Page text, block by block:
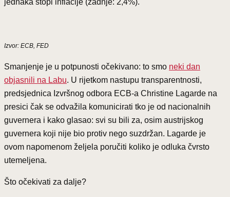
jednaka stopi inflacije (zadnje: 2,4%).
Izvor: ECB, FED
Smanjenje je u potpunosti očekivano: to smo neki dan
objasnili na Labu. U rijetkom nastupu transparentnosti,
predsjednica Izvršnog odbora ECB-a Christine Lagarde na
presici čak se odvažila komunicirati tko je od nacionalnih
guvernera i kako glasao: svi su bili za, osim austrijskog
guvernera koji nije bio protiv nego suzdržan. Lagarde je
ovom napomenom željela poručiti koliko je odluka čvrsto
utemeljena.
Što očekivati za dalje?